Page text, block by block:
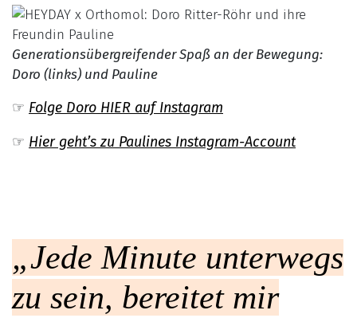
Generationsübergreifender Spaß an der Bewegung:
Doro (links) und Pauline
☞ Folge Doro HIER auf Instagram
☞ Hier geht’s zu Paulines Instagram-Account
„Jede Minute unterwegs
zu sein, bereitet mir